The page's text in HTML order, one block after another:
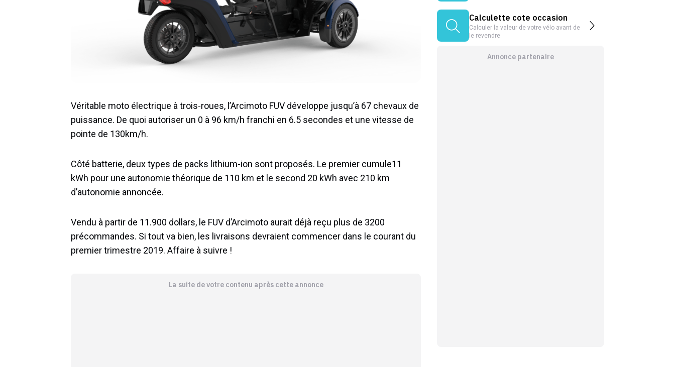
Véritable moto électrique à trois-roues, l’Arcimoto FUV développe jusqu’à 67 chevaux de
puissance. De quoi autoriser un 0 à 96 km/h franchi en 6.5 secondes et une vitesse de
pointe de 130km/h.
Côté batterie, deux types de packs lithium-ion sont proposés. Le premier cumule11
kWh pour une autonomie théorique de 110 km et le second 20 kWh avec 210 km
d’autonomie annoncée.
Vendu à partir de 11.900 dollars, le FUV d’Arcimoto aurait déjà reçu plus de 3200
précommandes. Si tout va bien, les livraisons devraient commencer dans le courant du
premier trimestre 2019. Affaire à suivre !
La suite de votre contenu après cette annonce
Calculette cote occasion
Calculer la valeur de votre vélo avant de
le revendre
Annonce partenaire